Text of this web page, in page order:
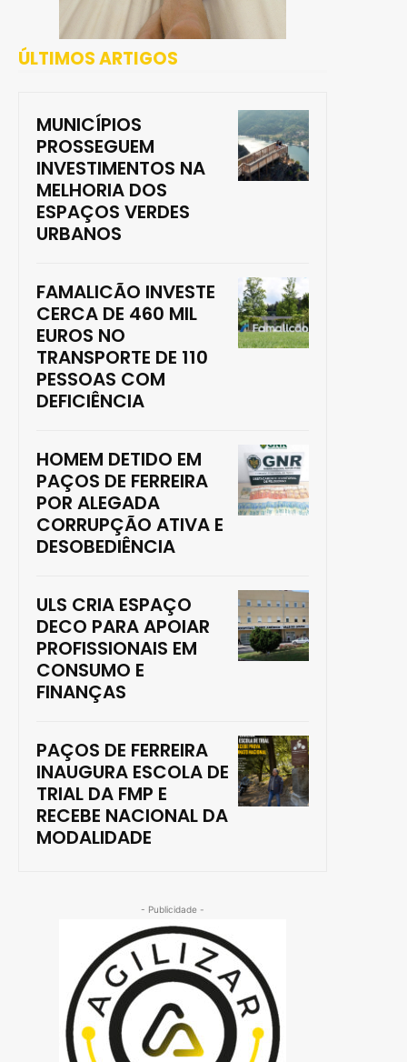
ÚLTIMOS ARTIGOS
MUNICÍPIOS
PROSSEGUEM
INVESTIMENTOS NA
MELHORIA DOS
ESPAÇOS VERDES
URBANOS
FAMALICÃO INVESTE
CERCA DE 460 MIL
EUROS NO
TRANSPORTE DE 110
PESSOAS COM
DEFICIÊNCIA
HOMEM DETIDO EM
PAÇOS DE FERREIRA
POR ALEGADA
CORRUPÇÃO ATIVA E
DESOBEDIÊNCIA
ULS CRIA ESPAÇO
DECO PARA APOIAR
PROFISSIONAIS EM
CONSUMO E
FINANÇAS
PAÇOS DE FERREIRA
INAUGURA ESCOLA DE
TRIAL DA FMP E
RECEBE NACIONAL DA
MODALIDADE
- Publicidade -